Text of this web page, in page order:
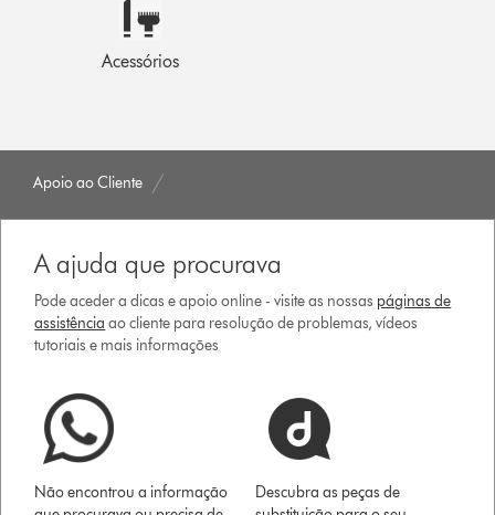
Acessórios
Apoio ao Cliente
A ajuda que procurava
Pode aceder a dicas e apoio online - visite as nossas páginas de
assistência ao cliente para resolução de problemas, vídeos
tutoriais e mais informações
Não encontrou a informação
Descubra as peças de